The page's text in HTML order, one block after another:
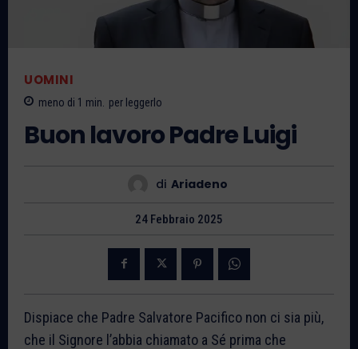
UOMINI
meno di 1 min. per leggerlo
Buon lavoro Padre Luigi
di Ariadeno
24 Febbraio 2025
Dispiace che Padre Salvatore Pacifico non ci sia più,
che il Signore l’abbia chiamato a Sé prima che